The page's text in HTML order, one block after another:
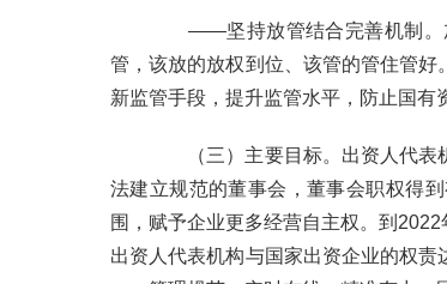
——坚持放管结合完善机制
管，该放的放权到位、该管的管住管
新监管手段，提升监管水平，防止国有
（三）主要目标。出资人代
法建立规范的董事会，董事会职权得
围，赋予企业更多经营自主权。到 2022
出资人代表机构与国家出资企业的权